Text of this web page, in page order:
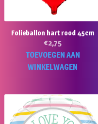
Folieballon hart rood 45cm
€2,75
TOEVOEGEN AAN
WINKELWAGEN